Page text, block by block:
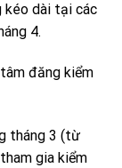
kéo dài tại các
4.
đăng kiểm
tháng 3 (từ
gia kiểm